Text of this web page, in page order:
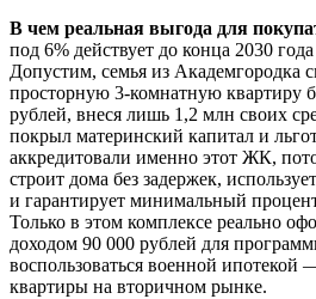
В чем реальная выгода для
под 6% действует до конца 2030
Допустим, семья из Академгородка
просторную 3-комнатную квартиру
рублей, внеся лишь 1,2 млн своих
покрыл материнский капитал и
аккредитовали именно этот ЖК,
строит дома без задержек,
и гарантирует минимальный
Только в этом комплексе реально
доходом 90 000 рублей для
воспользоваться военной ипотекой
квартиры на вторичном рынке.